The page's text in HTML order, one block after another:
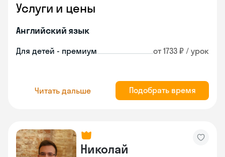
Услуги и цены
Английский язык
Для детей - премиум от 1733 ₽ / урок
Читать дальше Подобрать время
Николай